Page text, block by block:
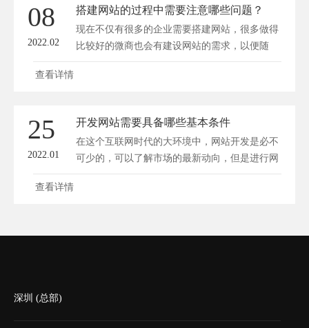
08
2022.02
搭建网站的过程中需要注意哪些问题？
现在不仅有很多的企业需要搭建网站，很多做得
比较好的微商也会有建设网站的需求，以便随
时...
查看详情
25
2022.01
开发网站需要具备哪些基本条件
在这个互联网时代的大环境中，网站开发是必不
可少的，可以了解市场的最新动向，但是进行网
站...
查看详情
深圳 (总部)